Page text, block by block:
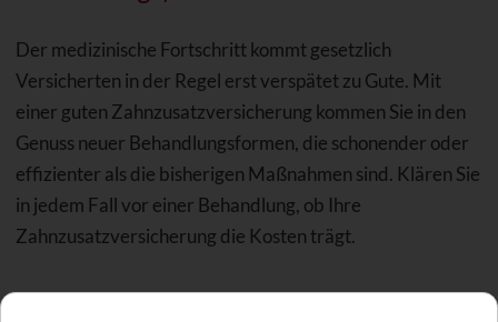
Der medizinische Fortschritt kommt gesetzlich
Versicherten in der Regel erst verspätet zu Gute. Mit
einer guten Zahnzusatzversicherung kommen Sie in den
Genuss neuer Behandlungsformen, die schonender oder
effizienter als die bisherigen Maßnahmen sind. Klären Sie
in jedem Fall vor einer Behandlung, ob Ihre
Zahnzusatzversicherung die Kosten trägt.